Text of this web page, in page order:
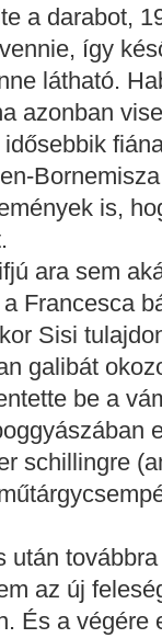
a darabot,
így
látható.
azonban
is,
ara sem
Francesca
Sisi
galibát
be a
schillingre
után
az új
És a